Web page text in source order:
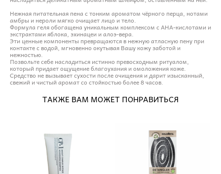
Нежная питательная пена с тонким ароматом чёрного перца, нотами
амбры и нероли мягко очищает лицо и тело.
Формула геля обогащена уникальным комплексом с AHA-кислотами и
экстрактами яблока, эхинацеи и алоэ-вера.
Эти ценные компоненты превращаются в нежную атласную пену при
контакте с водой, мгновенно окутывая Вашу кожу заботой и
нежностью.
Позвольте себе насладиться истинно превосходным ритуалом,
который придает ощущение благоухания и омоложения коже.
Средство не вызывает сухости после очищения и дарит изысканный,
свежий и чистый аромат со стойкостью более 8 часов.
ТАКЖЕ ВАМ МОЖЕТ ПОНРАВИТЬСЯ